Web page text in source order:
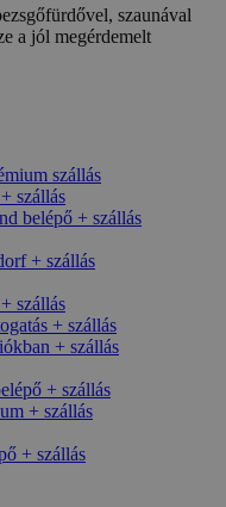
szaunával
a jól megérdemelt
szállás
szállás
belépő + szállás
+ szállás
szállás
+ szállás
+ szállás
+ szállás
+ szállás
+ szállás